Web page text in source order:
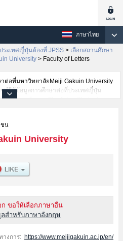
ภาษาไทย
ะเทศญี่ปุ่นต้องที่ JPSS > เลือกสถานศึกษา
University > Faculty of Letters
ต่อที่มหาวิทยาลัยMeiji Gakuin University
ซต์ให้ข้อมูลการศึกษาต่อที่ประเทศญี่ปุ่น
งานร่วมกันของ The Asian Students
and Social WorkหรือคณะFaculty
StudiesหรือคณะFaculty of
Informatics ไว้ เป็นต้นไว้สำหรับผู้
าศัย นอกจากนั้นยังมีข้อมูลของสถาบันการ
ย,วิทยาลัยระดับอนุปริญญา,วิทยาลัย
ชน
University
ขอให้เลือกภาษาอื่น
สำหรับภาษาอังกฤษ
างการ: https://www.meijigakuin.ac.jp/en/